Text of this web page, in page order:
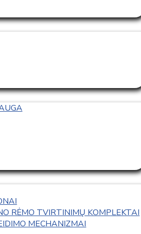
RĖMO TVIRTINIMŲ KOMPLEKTAI
MECHANIZMAI